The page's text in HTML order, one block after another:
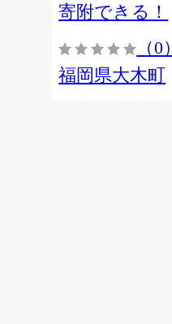
寄附できる！
（0）
福岡県大木町